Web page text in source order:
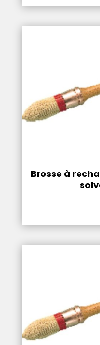
Brosse à